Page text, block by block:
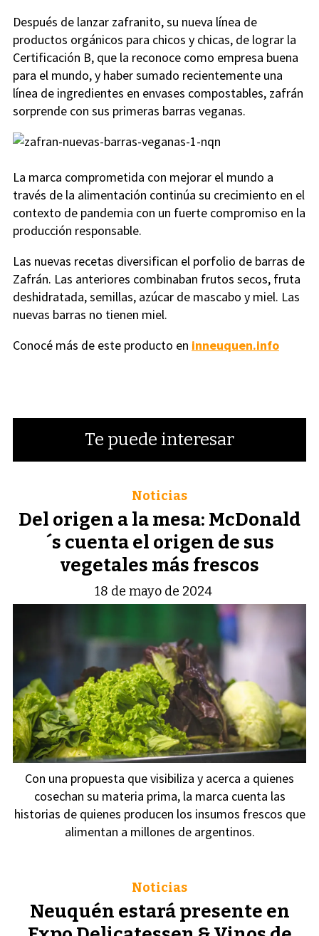
Después de lanzar zafranito, su nueva línea de
productos orgánicos para chicos y chicas, de lograr la
Certificación B, que la reconoce como empresa buena
para el mundo, y haber sumado recientemente una
línea de ingredientes en envases compostables, zafrán
sorprende con sus primeras barras veganas.
La marca comprometida con mejorar el mundo a
través de la alimentación continúa su crecimiento en el
contexto de pandemia con un fuerte compromiso en la
producción responsable.
Las nuevas recetas diversifican el porfolio de barras de
Zafrán. Las anteriores combinaban frutos secos, fruta
deshidratada, semillas, azúcar de mascabo y miel. Las
nuevas barras no tienen miel.
Conocé más de este producto en inneuquen.info
Te puede interesar
Del origen a la mesa: McDonald
´s cuenta el origen de sus
vegetales más frescos
Noticias
18 de mayo de 2024
Con una propuesta que visibiliza y acerca a quienes
cosechan su materia prima, la marca cuenta las
historias de quienes producen los insumos frescos que
alimentan a millones de argentinos.
Neuquén estará presente en
Noticias